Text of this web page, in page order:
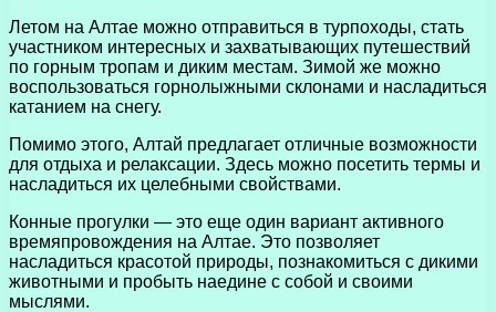
Летом на Алтае можно отправиться в турпоходы, стать
участником интересных и захватывающих путешествий
по горным тропам и диким местам. Зимой же можно
воспользоваться горнолыжными склонами и насладиться
катанием на снегу.
Помимо этого, Алтай предлагает отличные возможности
для отдыха и релаксации. Здесь можно посетить термы и
насладиться их целебными свойствами.
Конные прогулки — это еще один вариант активного
времяпровождения на Алтае. Это позволяет
насладиться красотой природы, познакомиться с дикими
животными и пробыть наедине с собой и своими
мыслями.